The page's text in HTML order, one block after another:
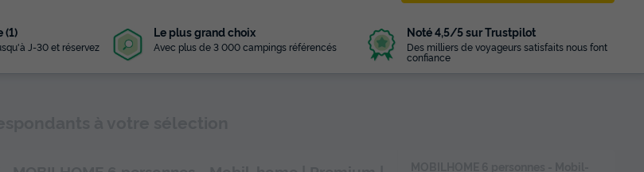
(1)
J-30 et réservez
Le plus grand choix
Avec plus de 3 000 campings référencés
Noté 4,5/5 sur Trustpilot
Des milliers de voyageurs satisfaits nous font
confiance